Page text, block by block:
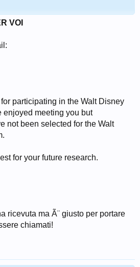
VOI
participating in the Walt Disney
enjoyed meeting you but
not been selected for the Walt
for your future research.
ricevuta ma Ã¨ giusto per portare
chiamati!